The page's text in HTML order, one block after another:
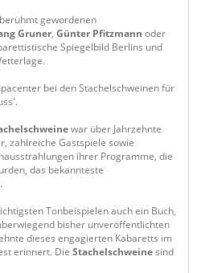
gewordenen
Gruner, Günter Pfitzmann oder
Spiegelbild Berlins und
bei den Stachelschweinen für
war über Jahrzehnte
zahlreiche Gastspiele sowie
ihrer Programme, die
das bekannteste
Tonbeispielen auch ein Buch,
bisher unveröffentlichten
dieses engagierten Kabaretts im
erinnert. Die Stachelschweinesind